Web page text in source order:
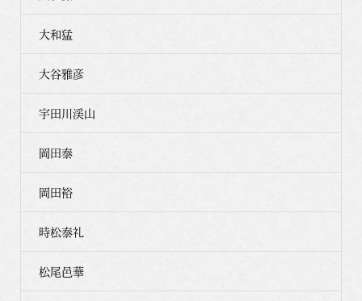
大和猛
大谷雅彦
宇田川渓山
岡田泰
岡田裕
時松泰礼
松尾邑華